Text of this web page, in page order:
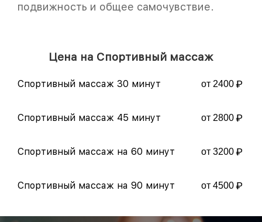
подвижность и общее самочувствие.
Цена на Спортивный массаж
Спортивный массаж 30 минут от 2400
Спортивный массаж 45 минут от 2800
Спортивный массаж на 60 минут от 3200
Спортивный массаж на 90 минут от 4500